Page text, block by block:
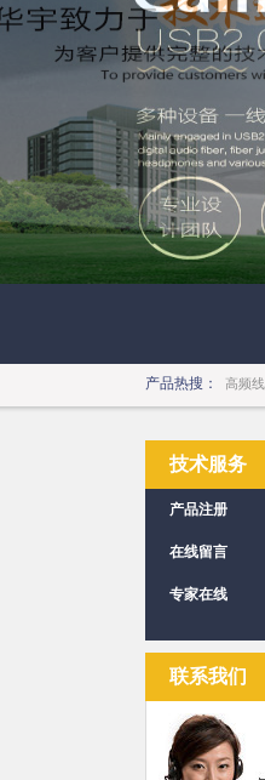
产品热搜： 高频线
技术服务
产品注册
在线留言
专家在线
联系我们